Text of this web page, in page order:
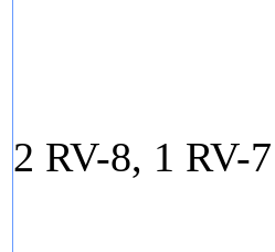
2 RV-8, 1 RV-